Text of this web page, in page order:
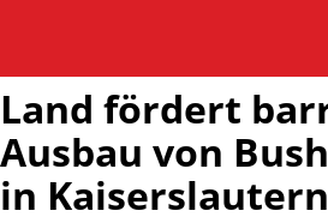
Land fördert
Ausbau von
in Kaiserslautern